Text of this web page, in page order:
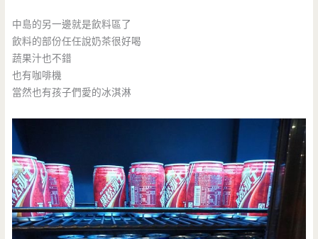
中島的另一邊就是飲料區了
飲料的部份任任說奶茶很好喝
蔬果汁也不錯
也有咖啡機
當然也有孩子們愛的冰淇淋